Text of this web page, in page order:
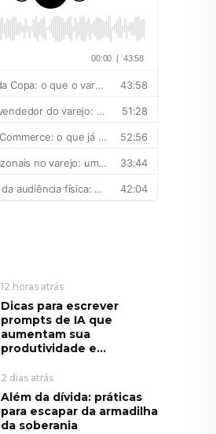
12 horas atrás
Dicas para escrever
prompts de IA que
aumentam sua
produtividade e...
2 dias atrás
Além da dívida: práticas
para escapar da armadilha
da soberania